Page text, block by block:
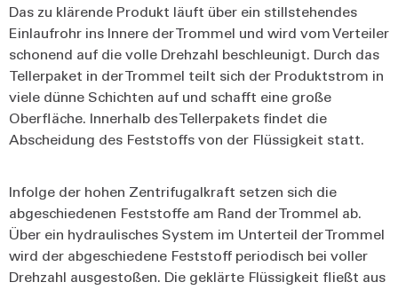
Das zu klärende Produkt läuft über ein stillstehendes
Einlaufrohr ins Innere der Trommel und wird vom Verteiler
schonend auf die volle Drehzahl beschleunigt. Durch das
Tellerpaket in der Trommel teilt sich der Produktstrom in
viele dünne Schichten auf und schafft eine große
Oberfläche. Innerhalb des Tellerpakets findet die
Abscheidung des Feststoffs von der Flüssigkeit statt.
Infolge der hohen Zentrifugalkraft setzen sich die
abgeschiedenen Feststoffe am Rand der Trommel ab.
Über ein hydraulisches System im Unterteil der Trommel
wird der abgeschiedene Feststoff periodisch bei voller
Drehzahl ausgestoßen. Die geklärte Flüssigkeit fließt aus